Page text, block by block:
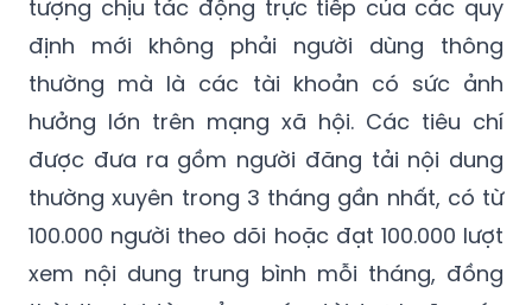
thường mà là các tài khoản có sức ảnh
hưởng lớn trên mạng xã hội. Các tiêu chí
được đưa ra gồm người đăng tải nội dung
thường xuyên trong 3 tháng gần nhất, có từ
100.000 người theo dõi hoặc đạt 100.000 lượt
xem nội dung trung bình mỗi tháng, đồng
thời thu lợi từ quảng cáo, tài trợ hoặc các
hoạt động kinh doanh khác.